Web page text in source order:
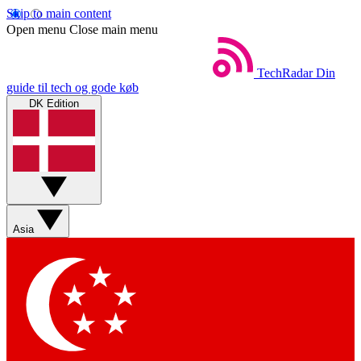
Skip to main content
Open menu Close main menu
TechRadar Din
guide til tech og gode køb
DK Edition
Asia